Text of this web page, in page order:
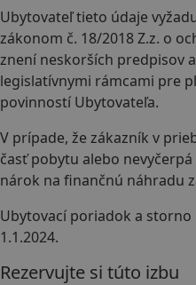
Ubytovateľ tieto údaje
zákonom č. 18/2018 Z.z. o
znení neskorších predpisov
legislatívnymi rámcami pre
povinností Ubytovateľa.
V prípade, že zákazník v
časť pobytu alebo
nárok na finančnú náhradu
Ubytovací poriadok a
1.1.2024.
Rezervujte si túto izbu